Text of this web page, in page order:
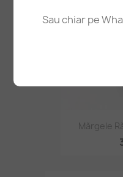
Sau chiar pe
Mărgele